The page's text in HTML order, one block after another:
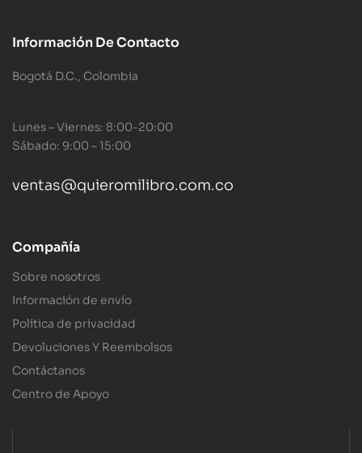
Información De Contacto
Bogotá D.C., Colombia
Lunes – Viernes: 8:00-20:00
Sábado: 9:00 – 15:00
ventas@quieromilibro.com.co
Compañía
Sobre nosotros
Información de envío
Política de privacidad
Devoluciones Y Reembolsos
Contáctanos
Centro de Apoyo